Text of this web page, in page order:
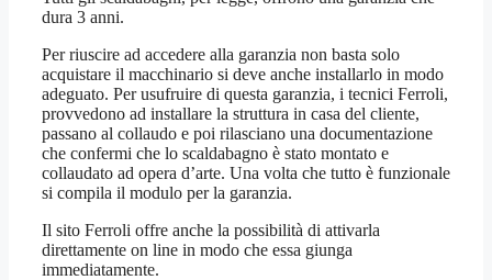
dura 3 anni.
Per riuscire ad accedere alla garanzia non basta solo
acquistare il macchinario si deve anche installarlo in modo
adeguato. Per usufruire di questa garanzia, i tecnici Ferroli,
provvedono ad installare la struttura in casa del cliente,
passano al collaudo e poi rilasciano una documentazione
che confermi che lo scaldabagno è stato montato e
collaudato ad opera d’arte. Una volta che tutto è funzionale
si compila il modulo per la garanzia.
Il sito Ferroli offre anche la possibilità di attivarla
direttamente on line in modo che essa giunga
immediatamente.